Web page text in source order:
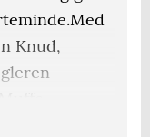
Knud,
Vegas